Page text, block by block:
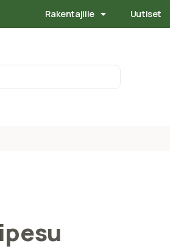
Rakentajille Uutiset